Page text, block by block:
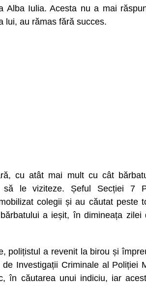
Alba Iulia. Acesta nu a mai
lui, au rămas fără succes.
cu atât mai mult cu cât
să le viziteze. Șeful Secției 7
colegii și au căutat peste
a ieșit, în dimineața zilei
polițistul a revenit la birou și
Investigații Criminale al Poliției
în căutarea unui indiciu, iar